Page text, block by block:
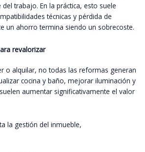
trabajo. En la práctica, esto suele
técnicas y pérdida de
un ahorro termina siendo un sobrecoste.
revalorizar
o alquilar, no todas las reformas generan
cocina y baño, mejorar iluminación y
aumentar significativamente el valor
la gestión del inmueble,